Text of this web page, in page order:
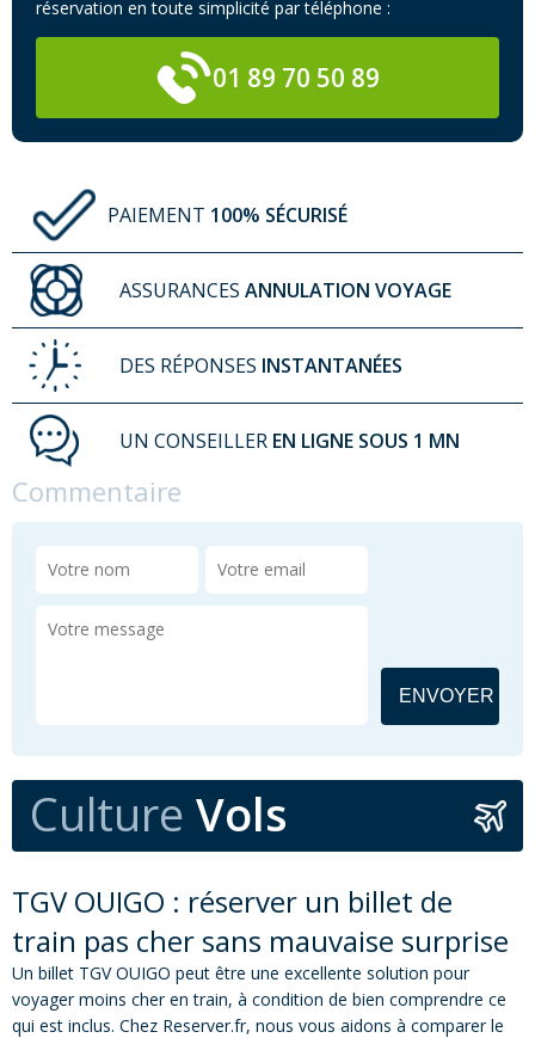
réservation en toute simplicité par téléphone :
01 89 70 50 89
PAIEMENT 100% SÉCURISÉ
ASSURANCES ANNULATION VOYAGE
DES RÉPONSES INSTANTANÉES
UN CONSEILLER EN LIGNE SOUS 1 MN
Commentaire
Culture Vols
TGV OUIGO : réserver un billet de
train pas cher sans mauvaise surprise
Un billet TGV OUIGO peut être une excellente solution pour
voyager moins cher en train, à condition de bien comprendre ce
qui est inclus. Chez Reserver.fr, nous vous aidons à comparer le